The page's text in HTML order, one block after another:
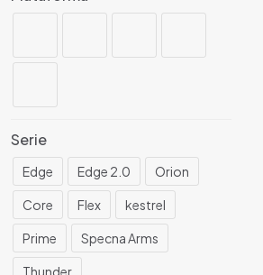
Serie
Edge Edge 2.0 Orion
Core Flex kestrel
Prime Specna Arms
Thunder